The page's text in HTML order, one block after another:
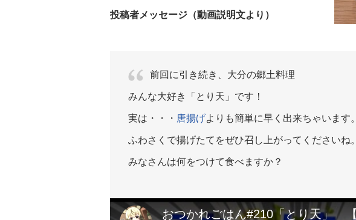
投稿者メッセージ（動画説明文より）
前回に引き続き、大分の郷土料理
みんな大好き「とり天」です！
実は・・・ 唐揚げよりも簡単に早く出来ちゃいます。
ふわさくで揚げたてをぜひ召し上がってくださいね。
みなさんは何をつけて食べますか？